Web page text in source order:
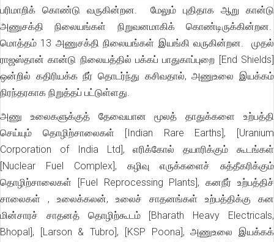
பரிமாறிக் கொண்டு வருகின்றன. மேலும் புதிதாக ஆறு கான்டு
அணுசக்தி நிலையங்கள் நிறுவனமாகிக் கொண்டிருக்கின்றன.
மொத்தம் 13 அணுசக்தி நிலையங்கள் இயங்கி வருகின்றன. முதல்
ராஜஸ்தான் கான்டு நிலையத்தில் பக்கப் பாதுகாப்புறை [End Shields]
ஒன்றில் கதிரியக்க நீர் தொடர்ந்து கசிவதால், அணுஉலை இயக்கம்
நிரந்தரகாக நிறுத்தப் பட்டுள்ளது.
அணு உலைகளுக்குத் தேவையான மூலத் தாதுக்களை உற்பத்தி
செய்யும் தொழிற்சாலைகள் [Indian Rare Earths], [Uranium
Corporation of India Ltd], எரிக்கோல் தயாரிக்கும் கூடங்கள்
[Nuclear Fuel Complex], கழிவு எருக்களைச் சுத்தீகரிக்கும்
தொழிற்சாலைகள் [Fuel Reprocessing Plants], கனநீர் உற்பத்திச்
சாலைகள் , உலைக்கலன், உலைச் சாதனங்கள் உற்பத்திக்கு கன
மின்சாரச் சாதனத் தொழிற்கூடம் [Bharath Heavy Electricals,
Bhopal], [Larson & Tubro], [KSP Poona], அணுஉலை இயக்கக்